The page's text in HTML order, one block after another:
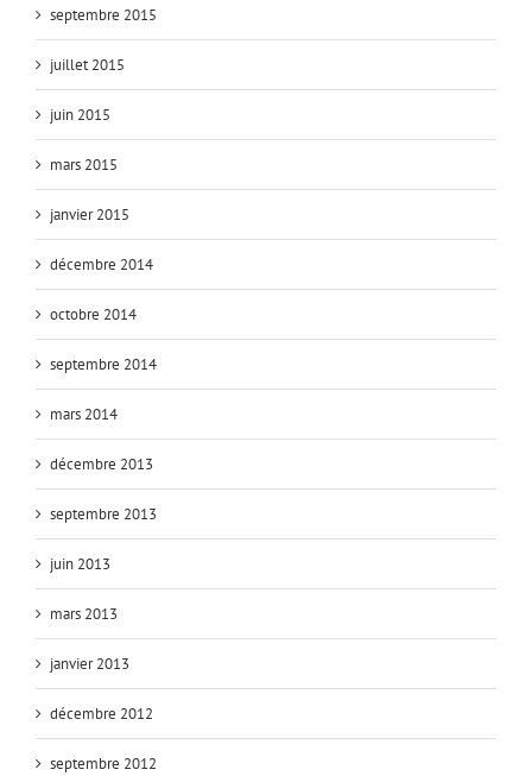
septembre 2015
juillet 2015
juin 2015
mars 2015
janvier 2015
décembre 2014
octobre 2014
septembre 2014
mars 2014
décembre 2013
septembre 2013
juin 2013
mars 2013
janvier 2013
décembre 2012
septembre 2012